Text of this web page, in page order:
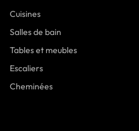
Cuisines
Salles de bain
Tables et meubles
Escaliers
Cheminées